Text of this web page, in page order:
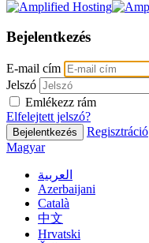
Bejelentkezés
E-mail cím
Jelszó
Emlékezz rám
Elfelejtett jelszó?
Bejelentkezés
Regisztráció
Magyar
العربية
Azerbaijani
Català
中文
Hrvatski